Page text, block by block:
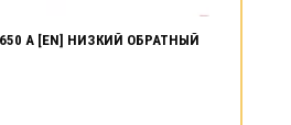
650 А [EN] НИЗКИЙ ОБРАТНЫЙ